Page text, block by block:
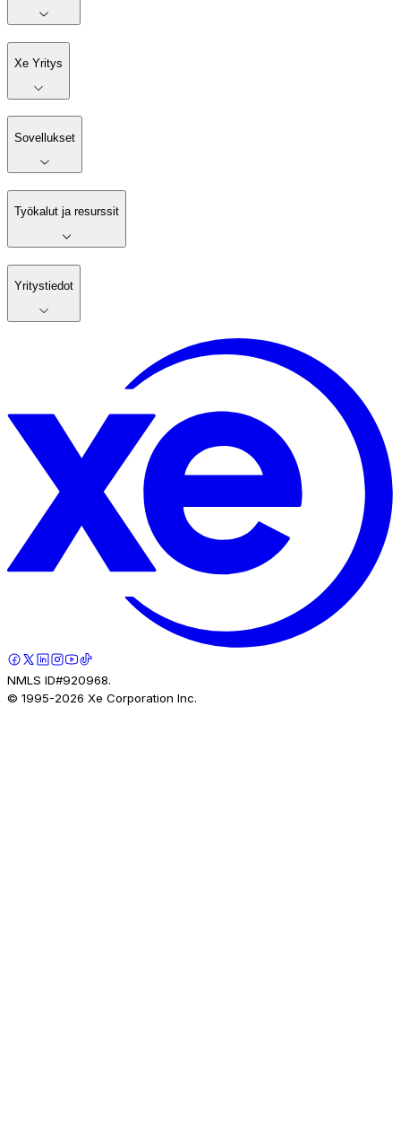
Xe Yritys
Sovellukset
Työkalut ja resurssit
Yritystiedot
NMLS ID#920968.
© 1995-2026 Xe Corporation Inc.